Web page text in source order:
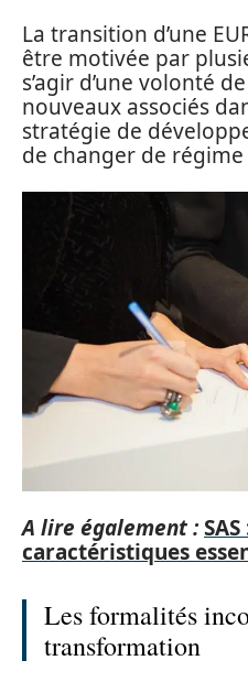
La transition d’une
être motivée par
s’agir d’une volonté
nouveaux associés
stratégie de
de changer de régime
A lire également :
caractéristiques
Les formalités
transformation